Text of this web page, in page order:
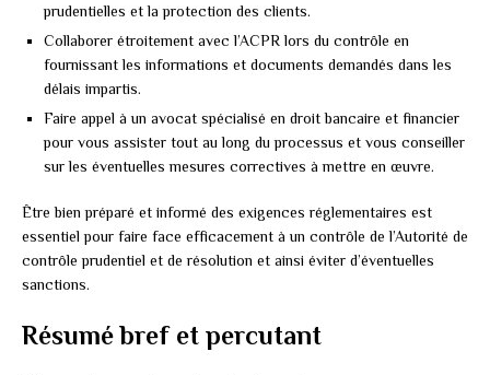
prudentielles et la protection des clients.
Collaborer étroitement avec l’ACPR lors du contrôle en
fournissant les informations et documents demandés dans les
délais impartis.
Faire appel à un avocat spécialisé en droit bancaire et financier
pour vous assister tout au long du processus et vous conseiller
sur les éventuelles mesures correctives à mettre en œuvre.
Être bien préparé et informé des exigences réglementaires est
essentiel pour faire face efficacement à un contrôle de l’Autorité de
contrôle prudentiel et de résolution et ainsi éviter d’éventuelles
sanctions.
Résumé bref et percutant